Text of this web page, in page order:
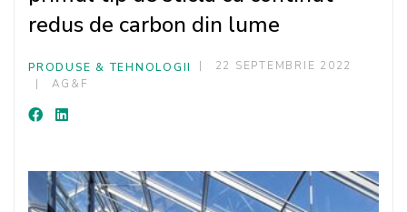
redus de carbon din lume
PRODUSE & TEHNOLOGII
22 SEPTEMBRIE 2022
AG&F